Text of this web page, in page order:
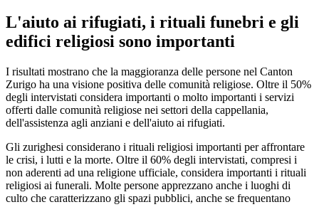
L'aiuto ai rifugiati, i rituali funebri e gli
edifici religiosi sono importanti
I risultati mostrano che la maggioranza delle persone nel Canton
Zurigo ha una visione positiva delle comunità religiose. Oltre il 50%
degli intervistati considera importanti o molto importanti i servizi
offerti dalle comunità religiose nei settori della cappellania,
dell'assistenza agli anziani e dell'aiuto ai rifugiati.
Gli zurighesi considerano i rituali religiosi importanti per affrontare
le crisi, i lutti e la morte. Oltre il 60% degli intervistati, compresi i
non aderenti ad una religione ufficiale, considera importanti i rituali
religiosi ai funerali. Molte persone apprezzano anche i luoghi di
culto che caratterizzano gli spazi pubblici, anche se frequentano